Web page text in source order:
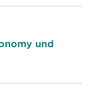
und